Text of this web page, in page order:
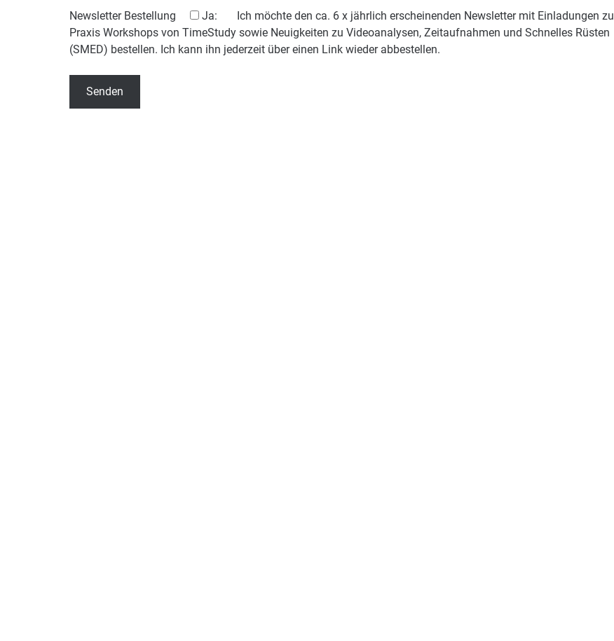
Newsletter Bestellung Ja: Ich möchte den ca. 6 x jährlich erscheinenden Newsletter mit Einladungen zu
Praxis Workshops von TimeStudy sowie Neuigkeiten zu Videoanalysen, Zeitaufnahmen und Schnelles Rüsten
(SMED) bestellen. Ich kann ihn jederzeit über einen Link wieder abbestellen.